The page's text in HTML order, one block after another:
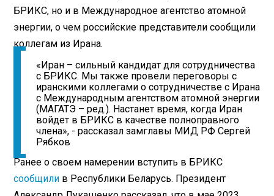
БРИКС, но и в Международное агентство атомной
энергии, о чем российские представители сообщили
коллегам из Ирана.
«Иран – сильный кандидат для сотрудничества
с БРИКС. Мы также провели переговоры с
иранскими коллегами о сотрудничестве с Ирана
с Международным агентством атомной энергии
(МАГАТЭ – ред.). Настанет время, когда Иран
войдет в БРИКС в качестве полноправного
члена», - рассказал замглавы МИД РФ Сергей
Рябков
Ранее о своем намерении вступить в БРИКС
сообщили в Республики Беларусь. Президент